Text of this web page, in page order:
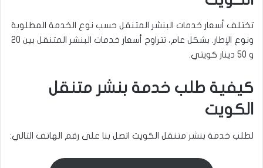
تختلف أسعار خدمات البنشر المتنقل حسب نوع الخدمة المطلوبة
ونوع الإطار. بشكل عام، تتراوح أسعار خدمات البنشر المتنقل بين 20
و 50 دينار كويتي.
كيفية طلب خدمة بنشر متنقل
الكويت
لطلب خدمة بنشر متنقل الكويت اتصل بنا على رقم الهاتف التالي: